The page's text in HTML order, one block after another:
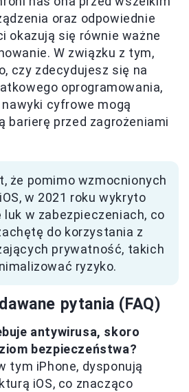
oraz odpowiednie
okazują się równie ważne
W związku z tym,
czy zdecydujesz się na
oprogramowania,
cyfrowe mogą
barierę przed zagrożeniami
że pomimo wzmocnionych
w 2021 roku wykryto
luk w zabezpieczeniach, co
do korzystania z
prywatność, takich
ryzyko.
pytania (FAQ)
antywirusa, skoro
bezpieczeństwa?
tym iPhone, dysponują
iOS, co znacząco